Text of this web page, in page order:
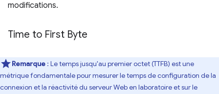
modifications.
Time to First Byte
Remarque : Le temps jusqu'au premier octet (TTFB) est une
métrique fondamentale pour mesurer le temps de configuration de la
connexion et la réactivité du serveur Web en laboratoire et sur le